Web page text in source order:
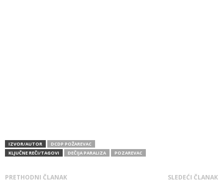
IZVOR/AUTOR
DCDP POŽAREVAC
KLJUČNE REČI/TAGOVI
DEČIJA PARALIZA POZAREVAC
PRETHODNI ČLANAK SLEDEĆI ČLANAK